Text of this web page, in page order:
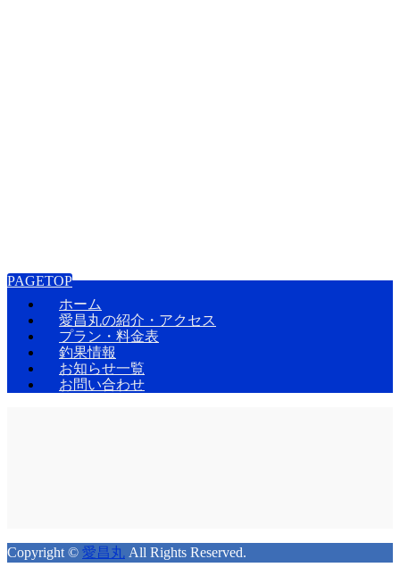
PAGETOP
ホーム
愛昌丸の紹介・アクセス
プラン・料金表
釣果情報
お知らせ一覧
お問い合わせ
Copyright © 愛昌丸 All Rights Reserved.